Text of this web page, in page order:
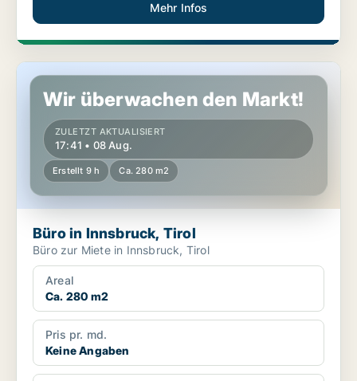
Mehr Infos
Büro in Innsbruck, Tirol
Wir überwachen den Markt!
ZULETZT AKTUALISIERT
17:41 • 08 Aug.
Erstellt 9 h Ca. 280 m2
Büro in Innsbruck, Tirol
Büro zur Miete in Innsbruck, Tirol
Areal
Ca. 280 m2
Pris pr. md.
Keine Angaben